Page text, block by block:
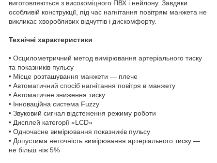
виготовляються з високоміцного ПВХ і нейлону. Завдяки
особливій конструкції, під час нагнітання повітрям манжета не
викликає хворобливих відчуттів і дискомфорту.
Технічні характеристики
• Осцилометричний метод вимірювання артеріального тиску
та показників пульсу
• Місце розташування манжети — плече
• Автоматичний спосіб нагнітання повітря в манжету
• Автоматичне зниження тиску
• Інноваційна система Fuzzy
• Звуковий сигнал відстеження режиму роботи
• Дисплей категорії «LCD»
• Одночасне вимірювання показників пульсу
• Допустима неточність вимірювання артеріального тиску —
не більш ніж 5%